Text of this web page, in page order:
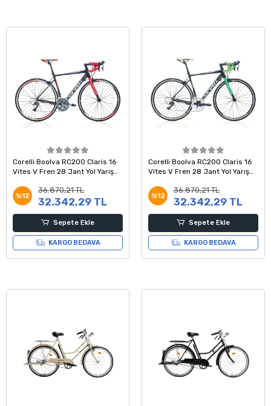
Corelli Boolva RC200 Claris 16
Vites V Fren 28 Jant Yol Yarış
Kadro
%12
36.870,21 TL
32.342,29 TL
Sepete Ekle
KARGO BEDAVA
Corelli Boolva RC200 Claris 16
Vites V Fren 28 Jant Yol Yarış
Kadro
%12
36.870,21 TL
32.342,29 TL
Sepete Ekle
KARGO BEDAVA